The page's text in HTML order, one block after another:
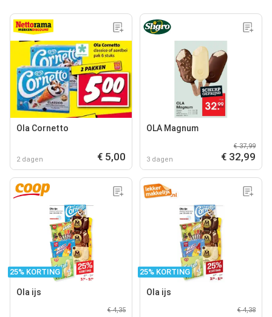
Ola Cornetto
2 dagen € 5,00
OLA Magnum
3 dagen
€ 37,99
€ 32,99
25% KORTING
Ola ijs
€ 4,35
25% KORTING
Ola ijs
€ 4,38